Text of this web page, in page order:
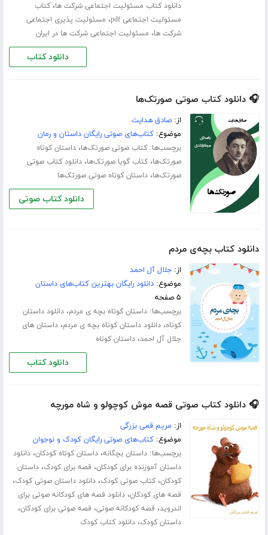
دانلود کتاب مسئولیت اجتماعی شرکت ها،کتاب
مسئولیت اجتماعی pdf
، مسئولیت پذیری اجتماعی
شرکت ها، مسئولیت اجتماعی شرکت ها در ایران
دانلود کتاب
🎧 دانلود کتاب صوتی صورتک‌ها
از:صادق هدایت
موضوع:کتاب‌های صوتی رایگان داستان و رمان
برچسب‌ها:کتاب صوتی صورتک‌ها،داستان کوتاه
صورتک‌ها،کتاب گویا صورتک‌ها،دانلود کتاب صوتی
صورتک‌ها،داستان کوتاه صوتی صورتک‌ها
دانلود کتاب صوتی
دانلود کتاب بچه‌ی مردم
از:جلال آل احمد
موضوع:دانلود رایگان بهترین کتاب‌های داستان
۵ صفحه
برچسب‌ها:داستان کوتاه بچه ی مردم،دانلود داستان
کوتاه،دانلود داستان کوتاه بچه ی مردم،داستان های
جلال آل احمد،داستان کوتاه
دانلود کتاب
🎧 دانلود کتاب صوتی قصه موش کوچولو و شاه مورچه
از: مریم قمی بزرگی
موضوع:کتاب‌های صوتی رایگان کودک و نوجوان
برچسب‌ها:داستان بچگانه،داستان کوتاه کودکان،دانلود
داستان آموزنده برای کودکان، قصه برای کودک،داستان
کودکان،کتاب صوتی کودک،دانلود داستان صوتی کودک،
قصه های کودکان،دانلود قصه های کودکانه صوتی برای
اندروید، قصه کودکانه صوتی، قصه صوتی برای کودکان،
داستان کودک،دانلود کتاب کودک